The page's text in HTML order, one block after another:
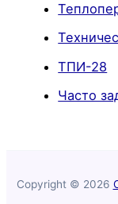
ТПИ-28
Часто
Copyright © 2026